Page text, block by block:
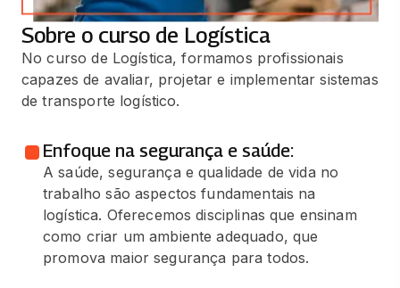
Sobre o curso de Logística
No curso de Logística, formamos profissionais
capazes de avaliar, projetar e implementar sistemas
de transporte logístico.
Enfoque na segurança e saúde:
A saúde, segurança e qualidade de vida no
trabalho são aspectos fundamentais na
logística. Oferecemos disciplinas que ensinam
como criar um ambiente adequado, que
promova maior segurança para todos.